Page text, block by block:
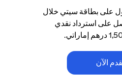
على بطاقة سيتي خلال
الآن